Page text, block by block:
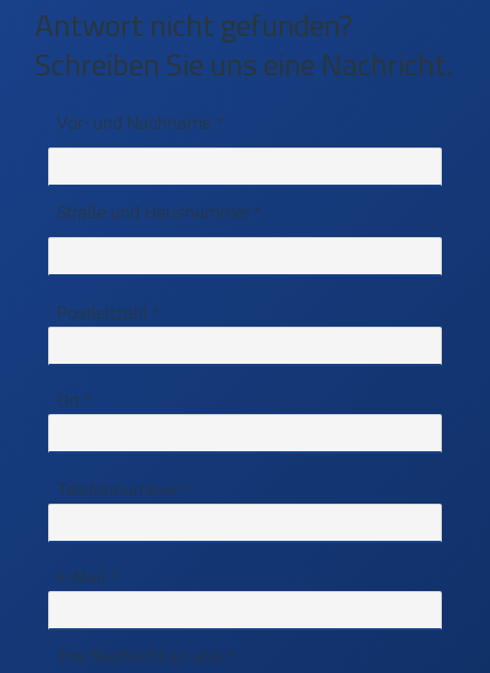
Antwort nicht gefunden?
Schreiben Sie uns eine Nachricht.
Vor- und Nachname
Straße und Hausnummer
Postleitzahl
Ort
Telefonnummer
E-Mail
Ihre Nachricht an uns